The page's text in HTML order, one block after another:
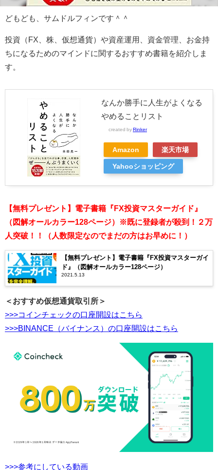
どもども、サムドルフィンです＾＾
投資（FX、株、仮想通貨）や資産運用、資金管理、お金持
ちになるためのマインドに関するおすすめ書籍を紹介しま
す。
なんか勝手に人生がよくなる
やめることリスト
created by Rinker
Amazon 楽天市場
Yahooショッピング
【無料プレゼント】電子書籍『FX投資マスターガイド』
（図解オールカラー128ページ）※既に登録者が殺到！２万
人突破！！（人数限定なのでまだの方はお早めに！）
【無料プレゼント】電子書籍『FX投資マスターガイ
ド』（図解オールカラー128ページ）
2021.5.13
＜おすすめ仮想通貨取引所＞
>>>コインチェックの口座開設はこちら
>>>BINANCE（バイナンス）の口座開設はこちら
>>>参考にしている動画